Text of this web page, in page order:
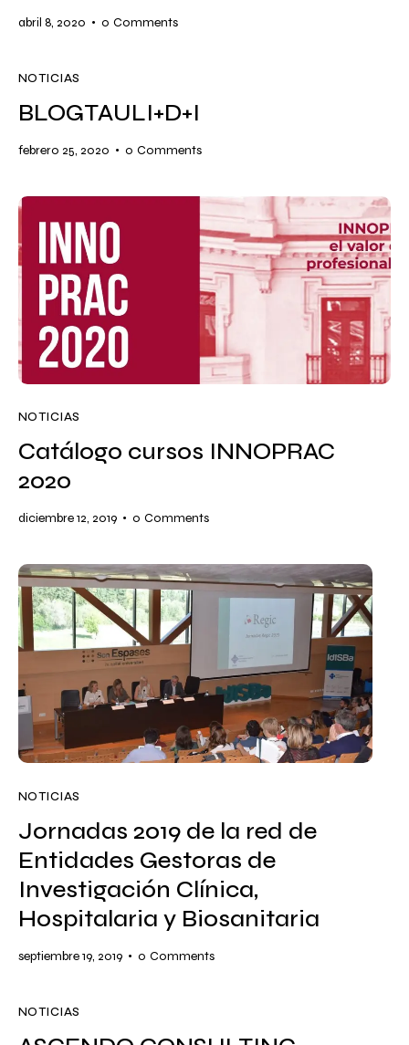
abril 8, 2020 0 Comments
NOTICIAS
BLOGTAULI+D+I
febrero 25, 2020 0 Comments
NOTICIAS
Catálogo cursos INNOPRAC
2020
diciembre 12, 2019 0 Comments
NOTICIAS
Jornadas 2019 de la red de
Entidades Gestoras de
Investigación Clínica,
Hospitalaria y Biosanitaria
septiembre 19, 2019 0 Comments
NOTICIAS